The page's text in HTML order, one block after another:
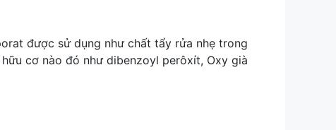
được sử dụng như chất tẩy rửa nhẹ trong
cơ nào đó như dibenzoyl perôxít, Oxy già